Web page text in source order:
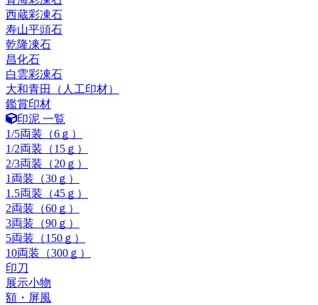
西蔵彩凍石
寿山平頭石
乾隆凍石
昌化石
白雲彩凍石
大和青田（人工印材）
鑑賞印材
印泥 一覧
1/5両装（6ｇ）
1/2両装（15ｇ）
2/3両装（20ｇ）
1両装（30ｇ）
1.5両装（45ｇ）
2両装（60ｇ）
3両装（90ｇ）
5両装（150ｇ）
10両装（300ｇ）
印刀
展示小物
額・屏風